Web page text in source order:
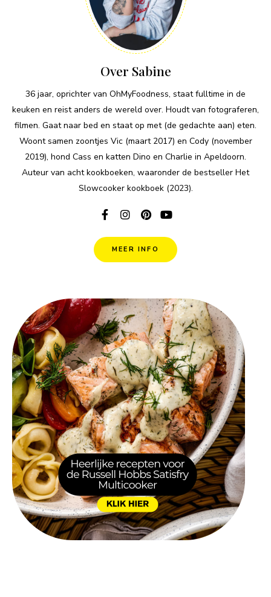
Over Sabine
36 jaar, oprichter van OhMyFoodness, staat fulltime in de
keuken en reist anders de wereld over. Houdt van fotograferen,
filmen. Gaat naar bed en staat op met (de gedachte aan) eten.
Woont samen zoontjes Vic (maart 2017) en Cody (november
2019), hond Cass en katten Dino en Charlie in Apeldoorn.
Auteur van acht kookboeken, waaronder de bestseller Het
Slowcooker kookboek (2023).
MEER INFO